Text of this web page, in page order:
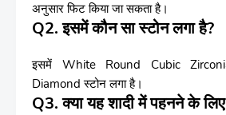
अनुसार फिट किया जा सकता है।
Q2. इसमें कौन सा स्टोन लगा है?
इसमें White Round Cubic
Diamond स्टोन लगा है।
Q3. क्या यह शादी में पहनने के